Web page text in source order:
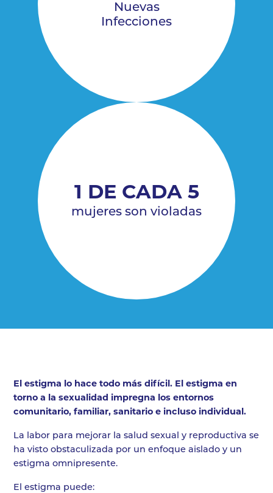
Nuevas
Infecciones
1 DE CADA 5
mujeres son violadas
El estigma lo hace todo más difícil. El estigma en
torno a la sexualidad impregna los entornos
comunitario, familiar, sanitario e incluso individual.
La labor para mejorar la salud sexual y reproductiva se
ha visto obstaculizada por un enfoque aislado y un
estigma omnipresente.
El estigma puede: